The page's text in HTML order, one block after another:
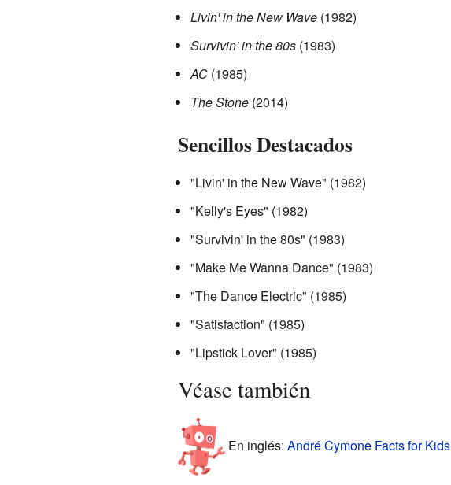
Livin' in the New Wave(1982)
Survivin' in the 80s(1983)
AC(1985)
The Stone(2014)
Sencillos Destacados
"Livin' in the New Wave" (1982)
"Kelly's Eyes" (1982)
"Survivin' in the 80s" (1983)
"Make Me Wanna Dance" (1983)
"The Dance Electric" (1985)
"Satisfaction" (1985)
"Lipstick Lover" (1985)
Véase también
En inglés: André Cymone Facts for Kids